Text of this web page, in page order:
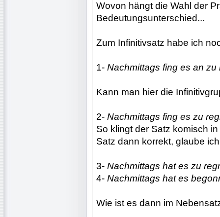
Wovon hängt die Wahl der
Bedeutungsunterschied...
Zum Infinitivsatz habe ich
1- Nachmittags fing es an zu
Kann man hier die
2- Nachmittags fing es zu
So klingt der Satz komisch
Satz dann korrekt, glaube
3- Nachmittags hat es zu
4- Nachmittags hat es
Wie ist es dann im